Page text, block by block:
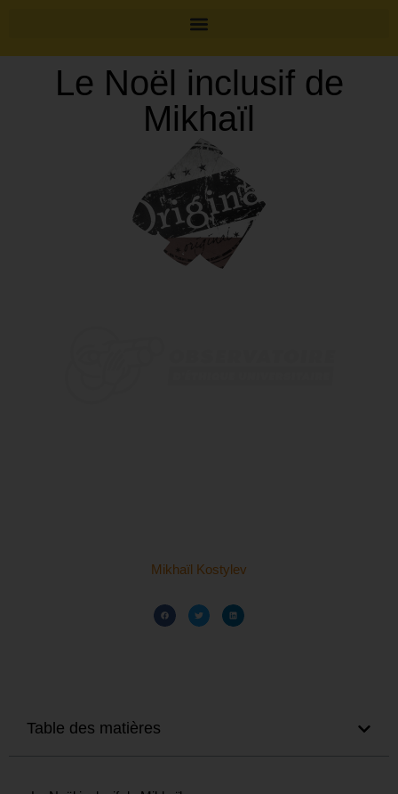
Le Noël inclusif de
Mikhaïl
Mikhaïl Kostylev
Table des matières